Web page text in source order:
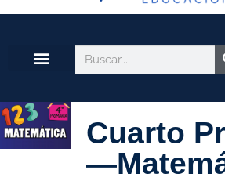
Cuarto